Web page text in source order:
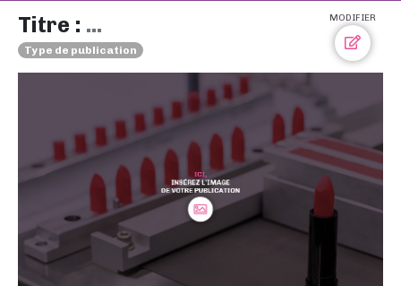
MODIFIER
Titre : ...
Type de publication